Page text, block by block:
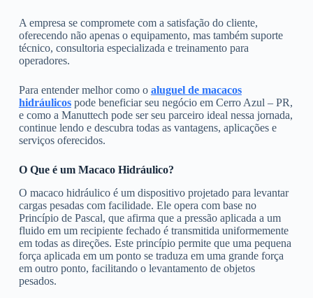
A empresa se compromete com a satisfação do cliente,
oferecendo não apenas o equipamento, mas também suporte
técnico, consultoria especializada e treinamento para
operadores.
Para entender melhor como o aluguel de macacos
hidráulicospode beneficiar seu negócio em Cerro Azul – PR,
e como a Manuttech pode ser seu parceiro ideal nessa jornada,
continue lendo e descubra todas as vantagens, aplicações e
serviços oferecidos.
O Que é um Macaco Hidráulico?
O macaco hidráulico é um dispositivo projetado para levantar
cargas pesadas com facilidade. Ele opera com base no
Princípio de Pascal, que afirma que a pressão aplicada a um
fluido em um recipiente fechado é transmitida uniformemente
em todas as direções. Este princípio permite que uma pequena
força aplicada em um ponto se traduza em uma grande força
em outro ponto, facilitando o levantamento de objetos
pesados.